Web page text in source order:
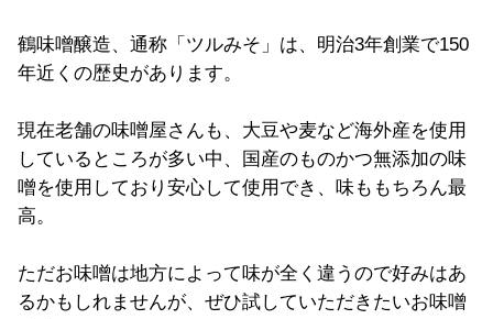
鶴味噌醸造、通称「ツルみそ」は、明治3年創業で150
年近くの歴史があります。
現在老舗の味噌屋さんも、大豆や麦など海外産を使用
しているところが多い中、国産のものかつ無添加の味
噌を使用しており安心して使用でき、味ももちろん最
高。
ただお味噌は地方によって味が全く違うので好みはあ
るかもしれませんが、ぜひ試していただきたいお味噌